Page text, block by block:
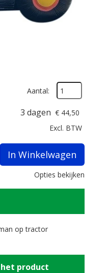
Aantal:
3 dagen € 44,50
Excl. BTW
In Winkelwagen
Opties bekijken
op tractor
product